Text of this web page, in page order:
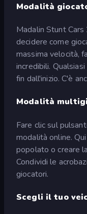
Modalità
Madalin Stunt
decidere come
massima velocità,
incredibili.
fin dall'inizio. C'è
Modalità
Fare clic sul
modalità online.
popolato o creare
Condividi le
giocatori.
Scegli il tuo